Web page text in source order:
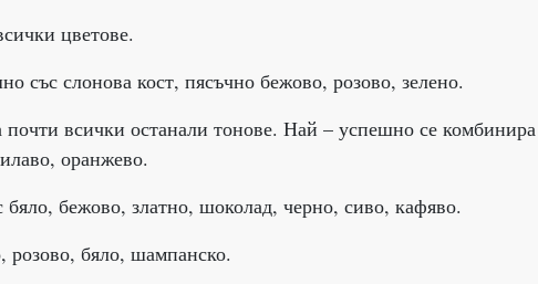
цветове.
със слонова кост, пясъчно бежово, розово, зелено.
всички останали тонове. Най – успешно се
оранжево.
бежово, златно, шоколад, черно, сиво, кафяво.
розово, бяло, шампанско.